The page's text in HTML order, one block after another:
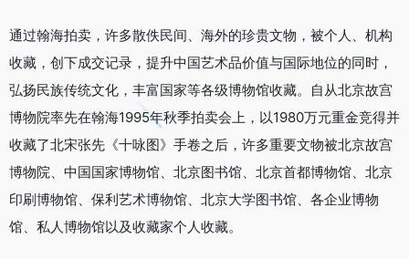
通过翰海拍卖，许多散佚民间、海外的珍贵文物，被个人、机构
收藏，创下成交记录，提升中国艺术品价值与国际地位的同时，
弘扬民族传统文化，丰富国家等各级博物馆收藏。自从北京故宫
博物院率先在翰海1995年秋季拍卖会上，以1980万元重金竞得并
收藏了北宋张先《十咏图》手卷之后，许多重要文物被北京故宫
博物院、中国国家博物馆、北京图书馆、北京首都博物馆、北京
印刷博物馆、保利艺术博物馆、北京大学图书馆、各企业博物
馆、私人博物馆以及收藏家个人收藏。